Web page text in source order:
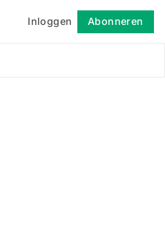
Inloggen Abonneren